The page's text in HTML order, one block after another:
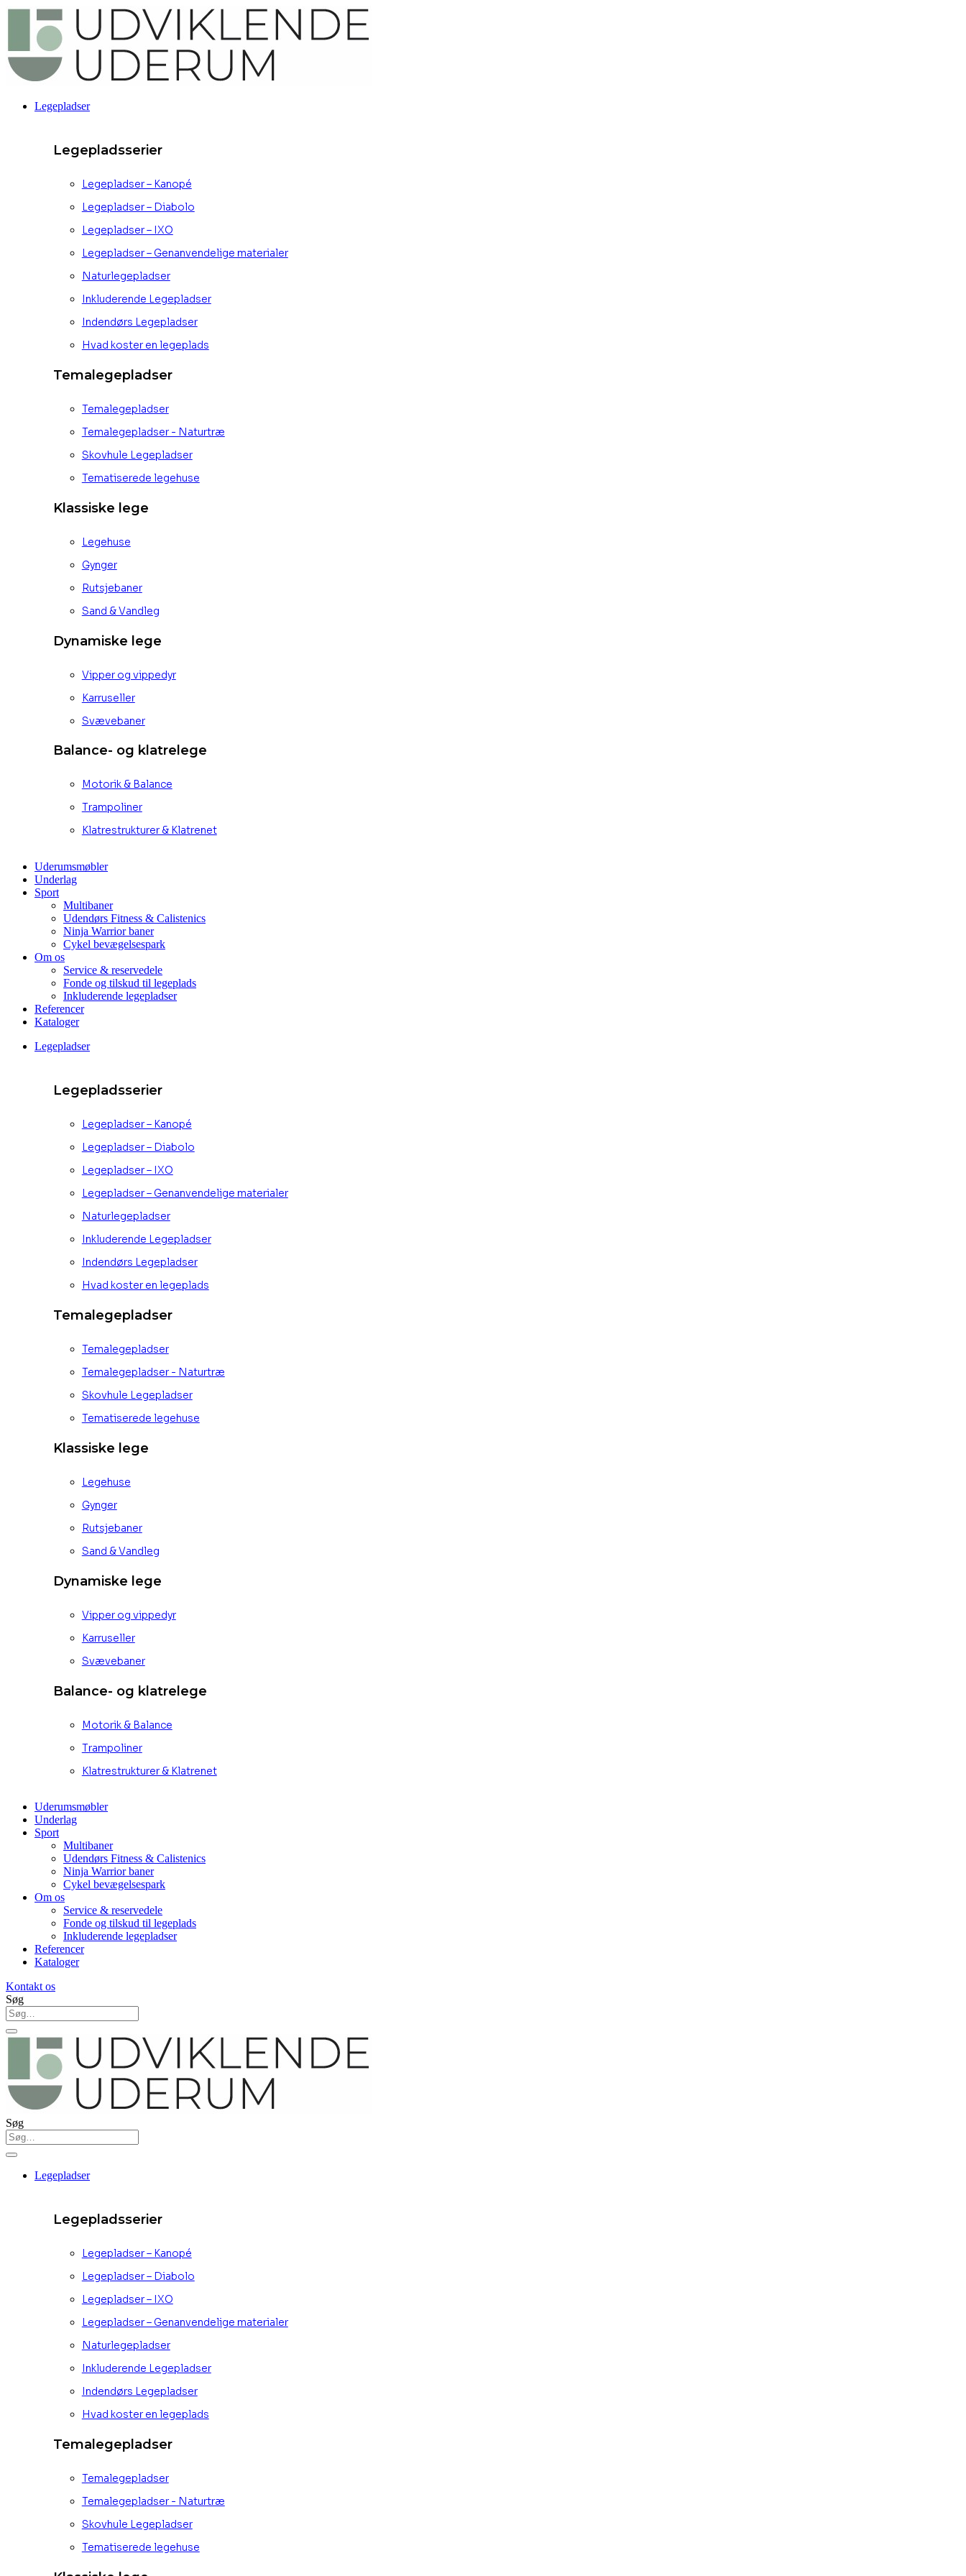
Videre
indhold
Legepladser
Legepladsserier
Legepladser – Kanopé
Legepladser – Diabolo
Legepladser – IXO
Legepladser – Genanvendelige materialer
Naturlegepladser
Inkluderende Legepladser
Indendørs Legepladser
Hvad koster en legeplads
Temalegepladser
Temalegepladser
Temalegepladser - Naturtræ
Skovhule Legepladser
Tematiserede legehuse
Klassiske lege
Legehuse
Gynger
Rutsjebaner
Sand & Vandleg
Dynamiske lege
Vipper og vippedyr
Karruseller
Svævebaner
Balance- og klatrelege
Motorik & Balance
Trampoliner
Klatrestrukturer & Klatrenet
Uderumsmøbler
Underlag
Sport
Multibaner
Udendørs Fitness & Calistenics
Ninja Warrior baner
Cykel bevægelsespark
Om os
Service & reservedele
Fonde og tilskud til legeplads
Inkluderende legepladser
Referencer
Kataloger
Legepladser
Legepladsserier
Legepladser – Kanopé
Legepladser – Diabolo
Legepladser – IXO
Legepladser – Genanvendelige materialer
Naturlegepladser
Inkluderende Legepladser
Indendørs Legepladser
Hvad koster en legeplads
Temalegepladser
Temalegepladser
Temalegepladser - Naturtræ
Skovhule Legepladser
Tematiserede legehuse
Klassiske lege
Legehuse
Gynger
Rutsjebaner
Sand & Vandleg
Dynamiske lege
Vipper og vippedyr
Karruseller
Svævebaner
Balance- og klatrelege
Motorik & Balance
Trampoliner
Klatrestrukturer & Klatrenet
Uderumsmøbler
Underlag
Sport
Multibaner
Udendørs Fitness & Calistenics
Ninja Warrior baner
Cykel bevægelsespark
Om os
Service & reservedele
Fonde og tilskud til legeplads
Inkluderende legepladser
Referencer
Kataloger
Kontakt os
Søg
Søg
Legepladser
Legepladsserier
Legepladser – Kanopé
Legepladser – Diabolo
Legepladser – IXO
Legepladser – Genanvendelige materialer
Naturlegepladser
Inkluderende Legepladser
Indendørs Legepladser
Hvad koster en legeplads
Temalegepladser
Temalegepladser
Temalegepladser - Naturtræ
Skovhule Legepladser
Tematiserede legehuse